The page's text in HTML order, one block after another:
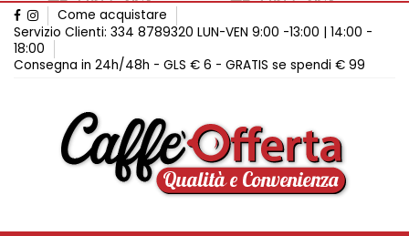
Come acquistare
Servizio Clienti: 334 8789320 LUN-VEN 9:00 -13:00 | 14:00 -
18:00
Consegna in 24h/48h - GLS € 6 - GRATIS se spendi € 99